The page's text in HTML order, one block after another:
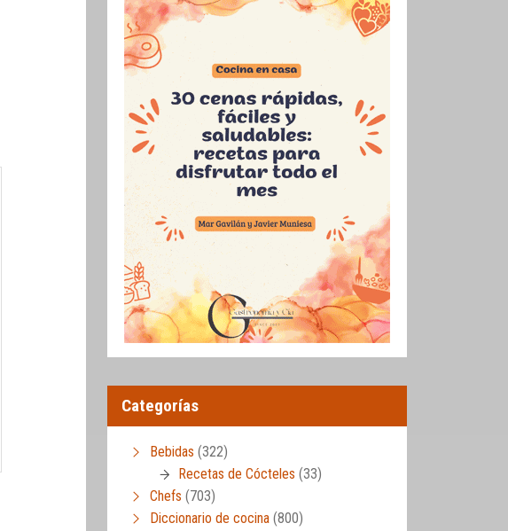
Categorías
Bebidas (322)
Recetas de Cócteles (33)
Chefs (703)
Diccionario de cocina (800)